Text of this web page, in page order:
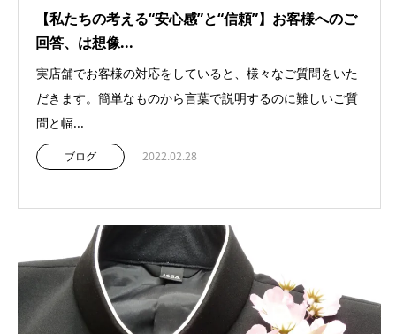
【私たちの考える“安心感”と“信頼”】お客様へのご
回答、は想像...
実店舗でお客様の対応をしていると、様々なご質問をいた
だきます。簡単なものから言葉で説明するのに難しいご質
問と幅...
ブログ 2022.02.28